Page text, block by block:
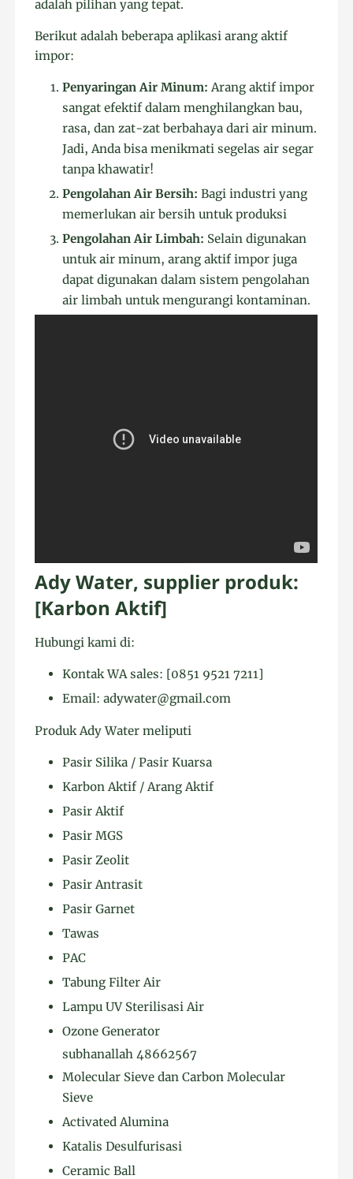
adalah pilihan yang tepat.
Berikut adalah beberapa aplikasi arang aktif
impor:
Penyaringan Air Minum: Arang aktif impor
sangat efektif dalam menghilangkan bau,
rasa, dan zat-zat berbahaya dari air minum.
Jadi, Anda bisa menikmati segelas air segar
tanpa khawatir!
Pengolahan Air Bersih: Bagi industri yang
memerlukan air bersih untuk produksi
Pengolahan Air Limbah: Selain digunakan
untuk air minum, arang aktif impor juga
dapat digunakan dalam sistem pengolahan
air limbah untuk mengurangi kontaminan.
Ady Water, supplier produk:
[Karbon Aktif]
Hubungi kami di:
Kontak WA sales: [0851 9521 7211]
Email: adywater@gmail.com
Produk Ady Water meliputi
Pasir Silika / Pasir Kuarsa
Karbon Aktif / Arang Aktif
Pasir Aktif
Pasir MGS
Pasir Zeolit
Pasir Antrasit
Pasir Garnet
Tawas
PAC
Tabung Filter Air
Lampu UV Sterilisasi Air
Ozone Generator
subhanallah 48662567
Molecular Sieve dan Carbon Molecular
Sieve
Activated Alumina
Katalis Desulfurisasi
Ceramic Ball